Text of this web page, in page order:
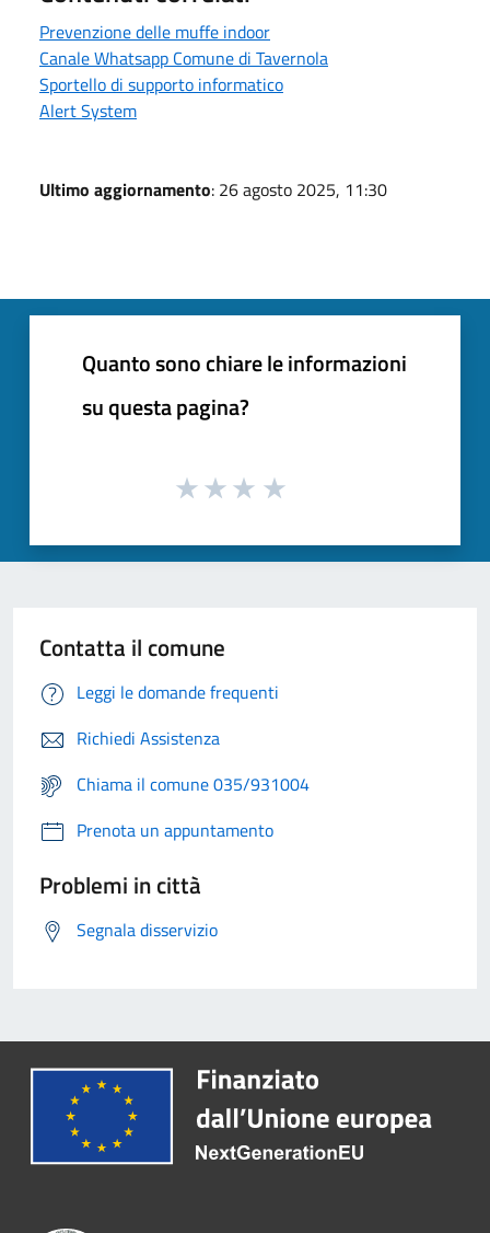
Prevenzione delle muffe indoor
Canale Whatsapp Comune di Tavernola
Sportello di supporto informatico
Alert System
Ultimo aggiornamento: 26 agosto 2025, 11:30
Quanto sono chiare le informazioni
su questa pagina?
Contatta il comune
Leggi le domande frequenti
Richiedi Assistenza
Chiama il comune 035/931004
Prenota un appuntamento
Problemi in città
Segnala disservizio